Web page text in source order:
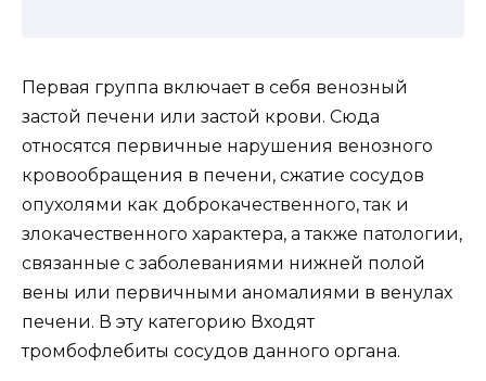
Первая группа включает в себя венозный
застой печени или застой крови. Сюда
относятся первичные нарушения венозного
кровообращения в печени, сжатие сосудов
опухолями как доброкачественного, так и
злокачественного характера, а также патологии,
связанные с заболеваниями нижней полой
вены или первичными аномалиями в венулах
печени. В эту категорию Входят
тромбофлебиты сосудов данного органа.